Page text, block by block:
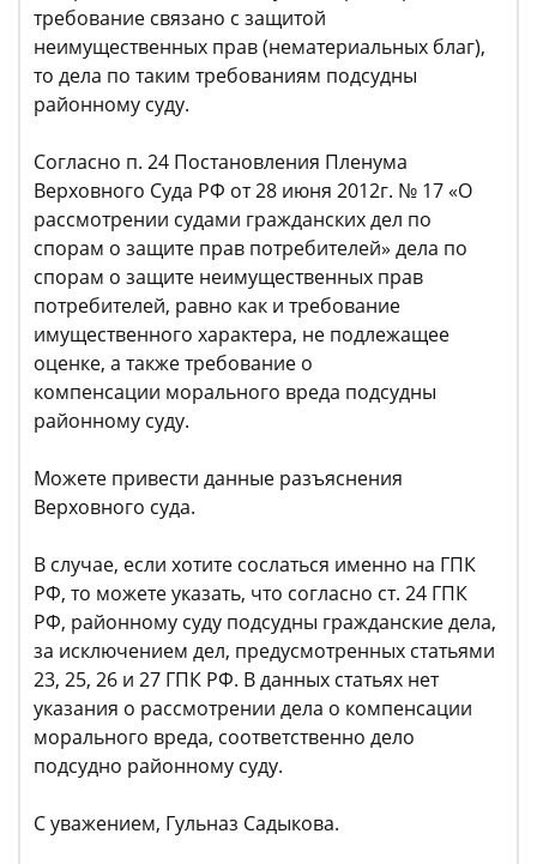
требование связано с защитой
неимущественных прав (нематериальных благ),
то дела по таким требованиям подсудны
районному суду.
Согласно п. 24 Постановления Пленума
Верховного Суда РФ от 28 июня 2012г. № 17 «О
рассмотрении судами гражданских дел по
спорам о защите прав потребителей» дела по
спорам о защите неимущественных прав
потребителей, равно как и требование
имущественного характера, не подлежащее
оценке, а также требование о
компенсации морального вреда подсудны
районному суду.
Можете привести данные разъяснения
Верховного суда.
В случае, если хотите сослаться именно на ГПК
РФ, то можете указать, что согласно ст. 24 ГПК
РФ, районному суду подсудны гражданские дела,
за исключением дел, предусмотренных статьями
23, 25, 26 и 27 ГПК РФ. В данных статьях нет
указания о рассмотрении дела о компенсации
морального вреда, соответственно дело
подсудно районному суду.
С уважением, Гульназ Садыкова.